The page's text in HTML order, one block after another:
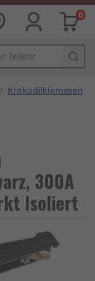
0
/ Krokodilklemmen
300A
Isoliert